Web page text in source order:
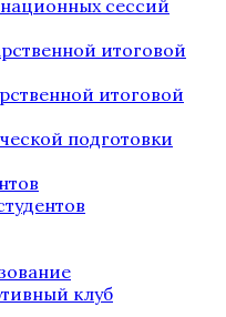
сессий
итоговой
итоговой
подготовки
клуб